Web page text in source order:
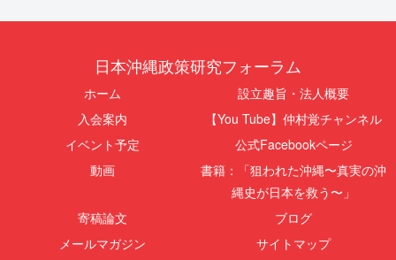
日本沖縄政策研究フォーラム
ホーム
設立趣旨・法人概要
入会案内
【You Tube】仲村覚チャンネル
イベント予定
公式Facebookページ
動画
書籍：「狙われた沖縄〜真実の沖
縄史が日本を救う〜」
寄稿論文
ブログ
メールマガジン
サイトマップ